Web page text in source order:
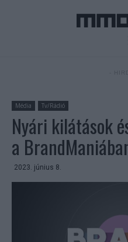
Média Tv/Rádió
Nyári kilátások
a
2023. június 8.